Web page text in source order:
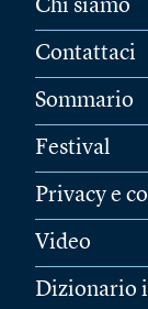
Chi siamo
Contattaci
Sommario
Festival
Privacy e
Video
Dizionario